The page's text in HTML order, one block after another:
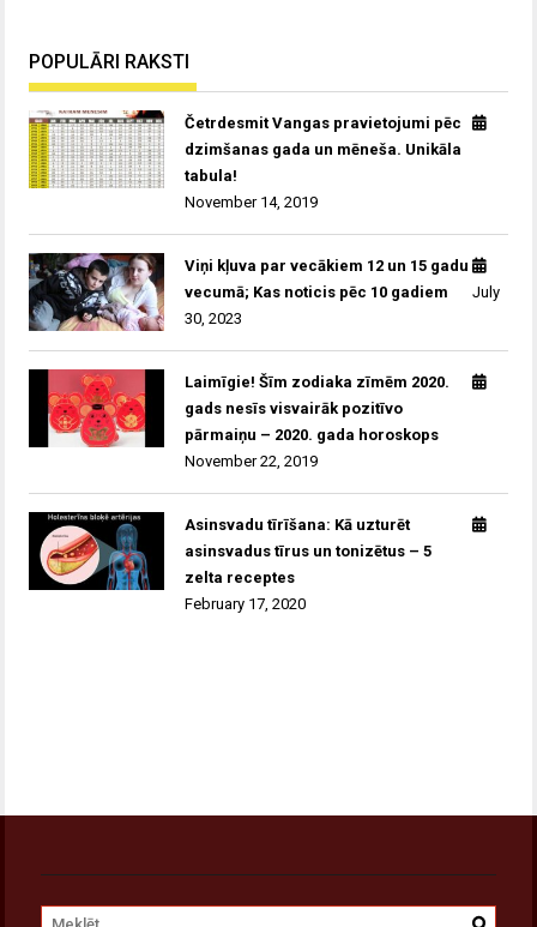
POPULĀRI RAKSTI
Četrdesmit Vangas pravietojumi pēc
dzimšanas gada un mēneša. Unikāla
tabula!
November 14, 2019
Viņi kļuva par vecākiem 12 un 15 gadu
vecumā; Kas noticis pēc 10 gadiem
July
30, 2023
Laimīgie! Šīm zodiaka zīmēm 2020.
gads nesīs visvairāk pozitīvo
pārmaiņu – 2020. gada horoskops
November 22, 2019
Asinsvadu tīrīšana: Kā uzturēt
asinsvadus tīrus un tonizētus – 5
zelta receptes
February 17, 2020